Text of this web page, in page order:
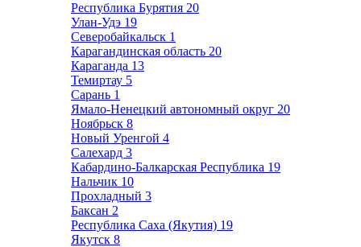
Республика Бурятия 20
Улан-Удэ 19
Северобайкальск 1
Карагандинская область 20
Караганда 13
Темиртау 5
Сарань 1
Ямало-Ненецкий автономный округ 20
Ноябрьск 8
Новый Уренгой 4
Салехард 3
Кабардино-Балкарская Республика 19
Нальчик 10
Прохладный 3
Баксан 2
Республика Саха (Якутия) 19
Якутск 8